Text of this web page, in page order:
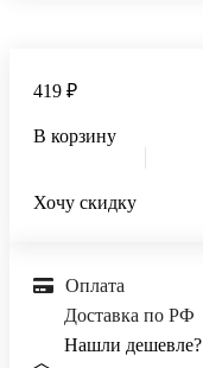
419 ₽
В корзину
Хочу скидку
Оплата
Доставка по РФ
Нашли дешевле?